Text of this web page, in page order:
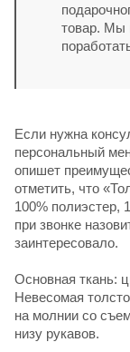
товар. Мы
Если нужна
персональный
опишет
отметить, что
100% полиэстер,
при звонке
заинтересовало.
Основная ткань:
Невесомая
на молнии со
низу рукавов.